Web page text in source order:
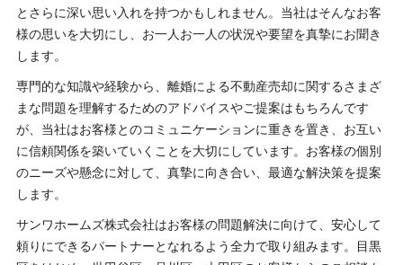
とさらに深い思い入れを持つかもしれません。当社はそんなお客
様の思いを大切にし、お一人お一人の状況や要望を真摯にお聞き
します。
専門的な知識や経験から、離婚による不動産売却に関するさまざ
まな問題を理解するためのアドバイスやご提案はもちろんです
が、当社はお客様とのコミュニケーションに重きを置き、お互い
に信頼関係を築いていくことを大切にしています。お客様の個別
のニーズや懸念に対して、真摯に向き合い、最適な解決策を提案
します。
サンワホームズ株式会社はお客様の問題解決に向けて、安心して
頼りにできるパートナーとなれるよう全力で取り組みます。目黒